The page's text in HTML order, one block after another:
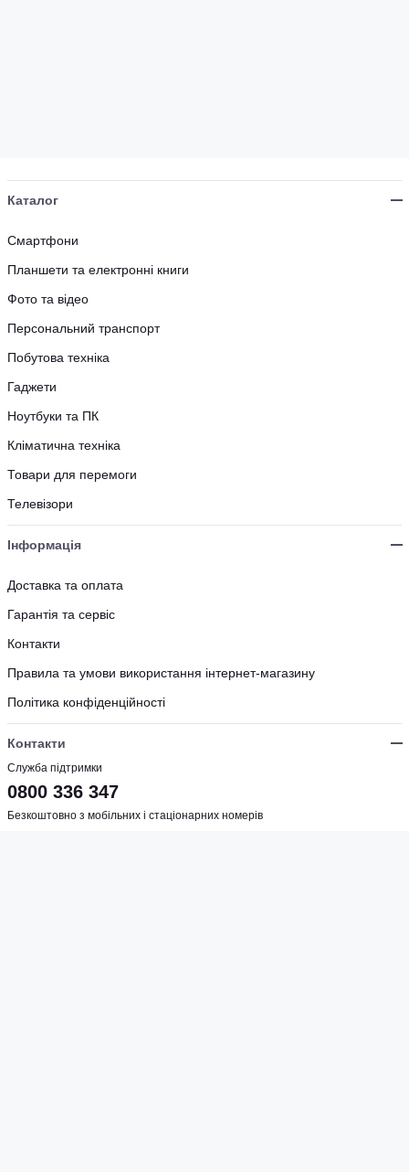
Каталог
Смартфони
Планшети та електронні книги
Фото та відео
Персональний транспорт
Побутова техніка
Гаджети
Ноутбуки та ПК
Кліматична техніка
Товари для перемоги
Телевізори
Інформація
Доставка та оплата
Гарантія та сервіс
Контакти
Правила та умови використання інтернет-магазину
Політика конфіденційності
Контакти
Служба підтримки
0800 336 347
Безкоштовно з мобільних і стаціонарних номерів